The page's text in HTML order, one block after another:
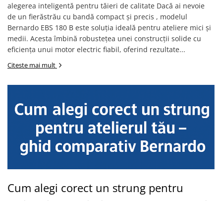
Masini de gaurit si frezat
Masini de gaurit cu freza
Masini de frezat universale
Centre de prelucrare verticale CNC
Masini de frezat cu batiu
Masini de frezat universale SERVO
Masini de slefuit metal
Masini de ascutit burghie
Masini de lustruit
Masini de polizat bavuri cu perii
Masini de rectificat rotund
alegerea inteligentă pentru tăieri de calitate Dacă ai nevoie
de un fierăstrău cu bandă compact și precis , modelul
Bernardo EBS 180 B este soluția ideală pentru ateliere mici și
medii. Acesta îmbină robustețea unei construcții solide cu
eficiența unui motor electric fiabil, oferind rezultate...
Citeste mai mult
Cum alegi corect un strung pentru